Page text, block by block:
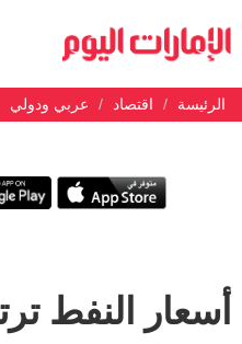
الرئيسة اقتصاد عربي ودولي
أسعار النفط